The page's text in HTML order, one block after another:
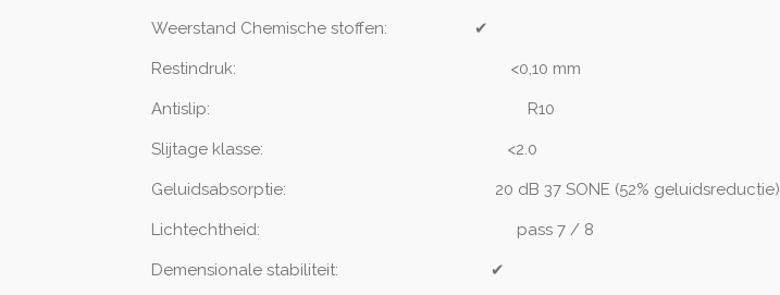
Weerstand Chemische stoffen: ✔
Restindruk: <0,10 mm
Antislip: R10
Slijtage klasse: <2.0
Geluidsabsorptie: 20 dB 37 SONE (52% geluidsreductie)
Lichtechtheid: pass 7 / 8
Demensionale stabiliteit: ✔